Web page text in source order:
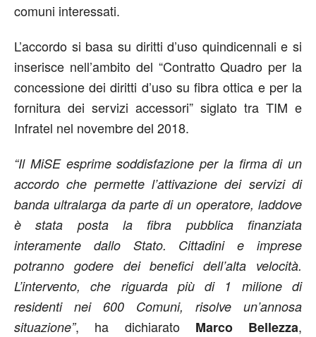
comuni interessati.
L’accordo si basa su diritti d’uso quindicennali e si
inserisce nell’ambito del “Contratto Quadro per la
concessione dei diritti d’uso su fibra ottica e per la
fornitura dei servizi accessori” siglato tra TIM e
Infratel nel novembre del 2018.
“Il MiSE esprime soddisfazione per la firma di un
accordo che permette l’attivazione dei servizi di
banda ultralarga da parte di un operatore, laddove
è stata posta la fibra pubblica finanziata
interamente dallo Stato. Cittadini e imprese
potranno godere dei benefici dell’alta velocità.
L’intervento, che riguarda più di 1 milione di
residenti nei 600 Comuni, risolve un’annosa
situazione”, ha dichiarato Marco Bellezza,